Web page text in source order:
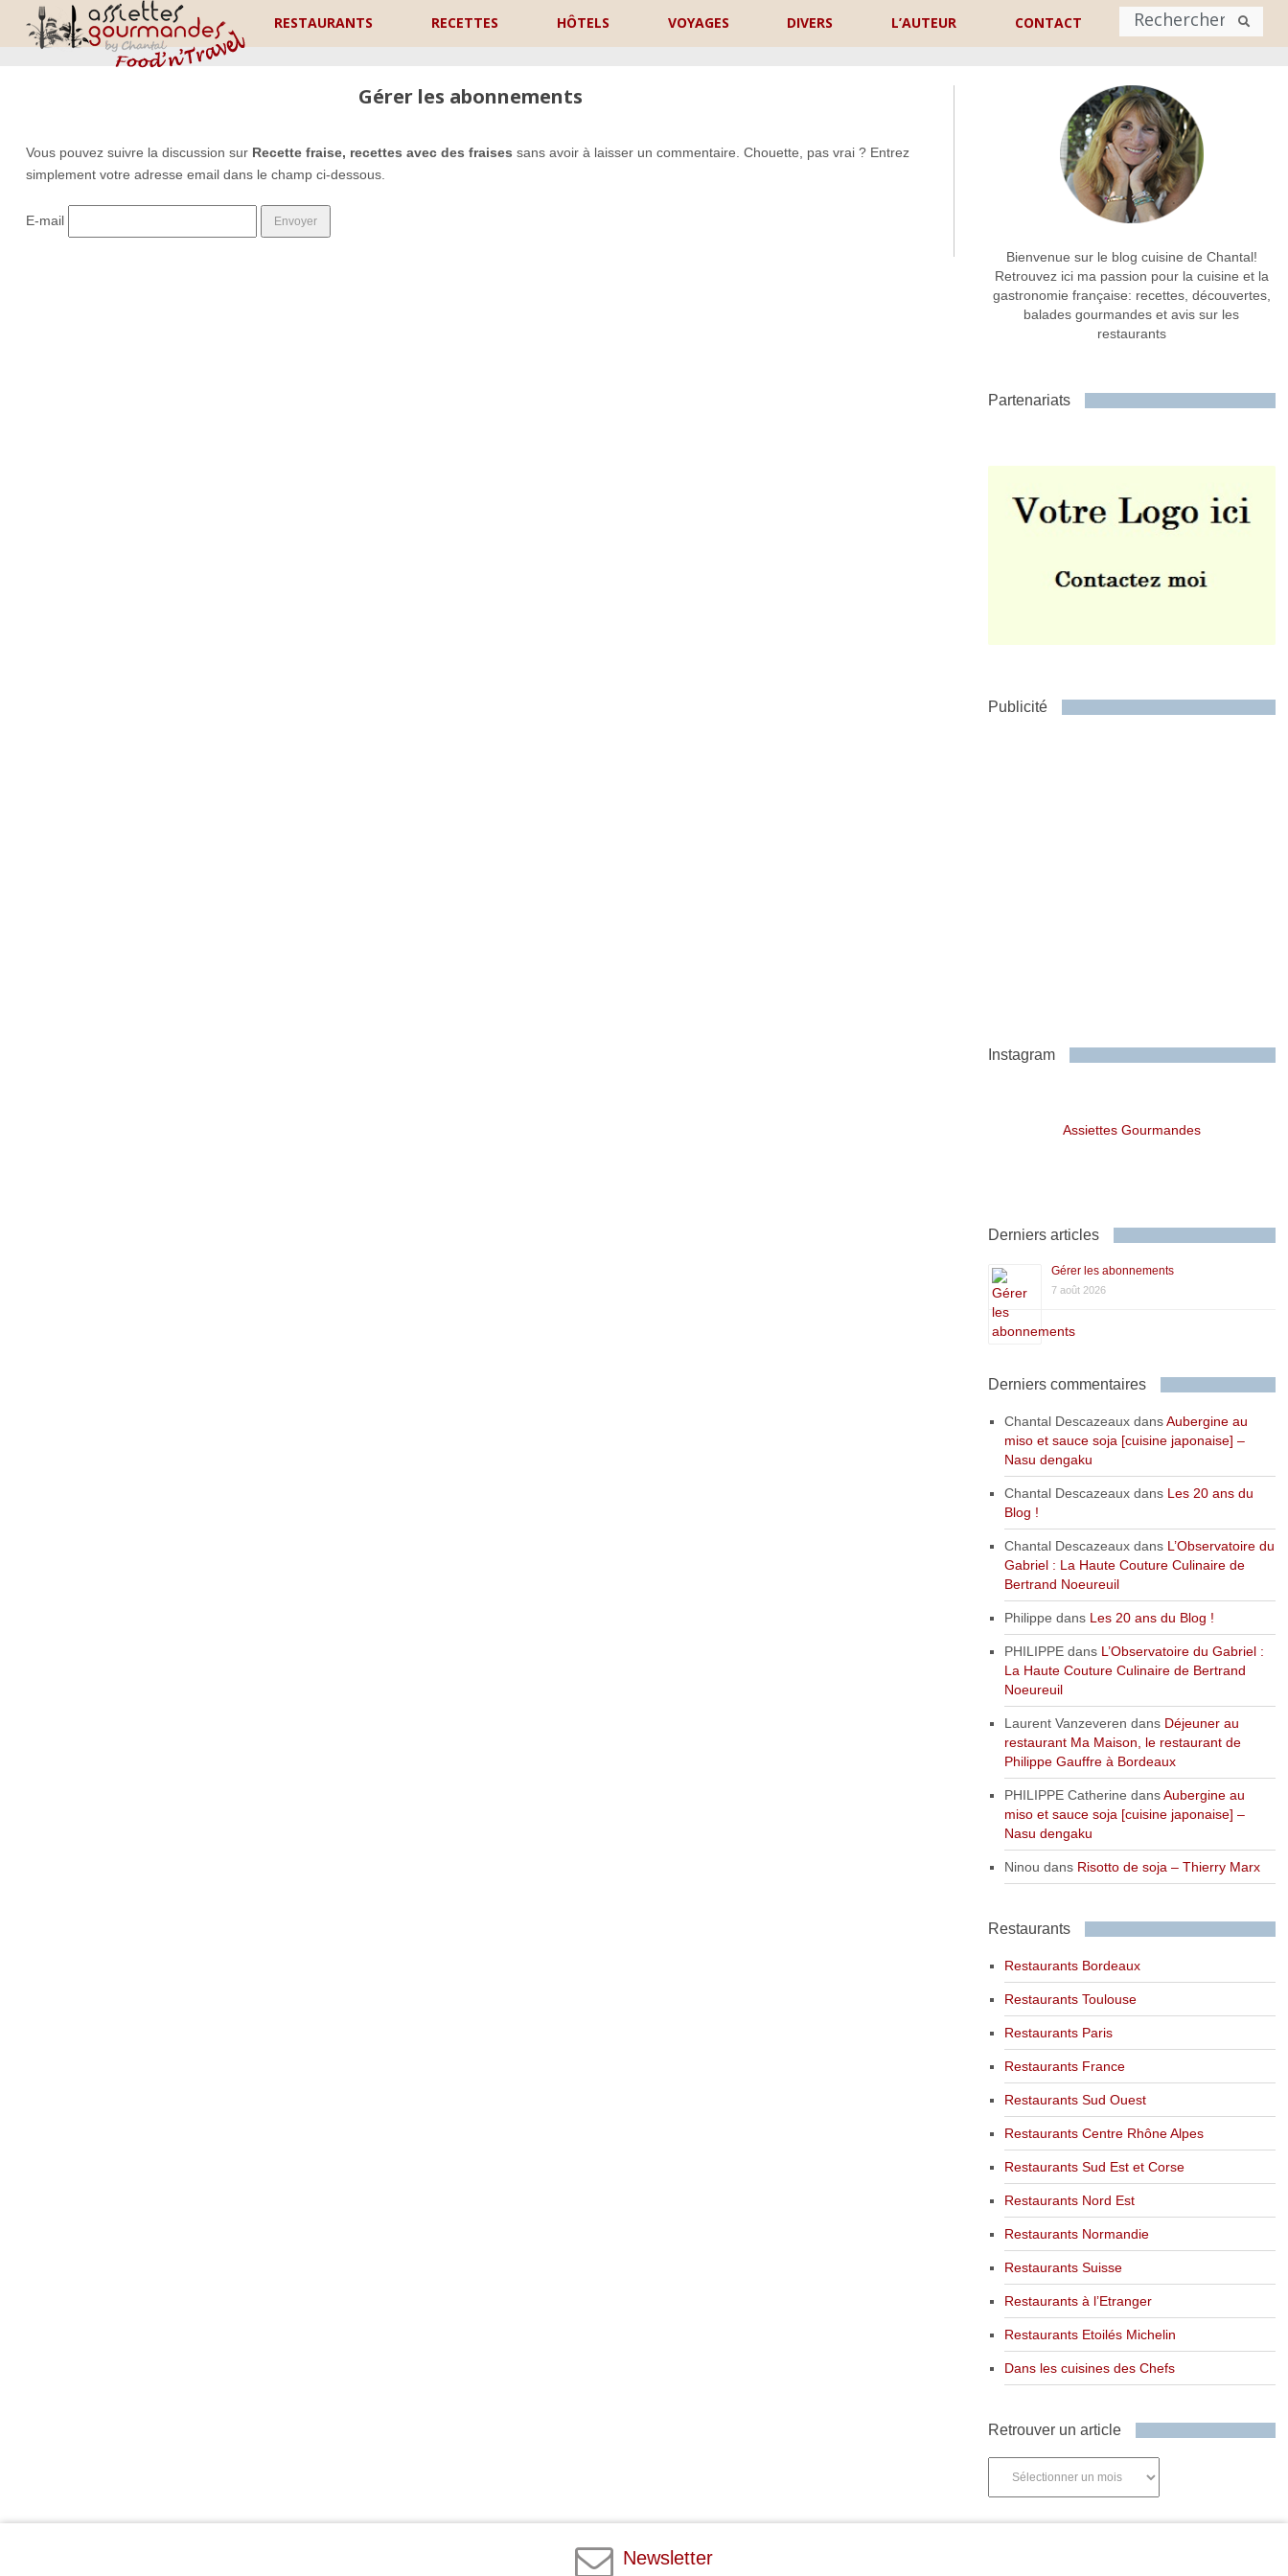
RESTAURANTS RECETTES HÔTELS VOYAGES DIVERS L’AUTEUR CONTACT
Nom
Commentaire ou message *
Gérer les abonnements
Vous pouvez suivre la discussion sur Recette fraise, recettes avec des fraises sans avoir à laisser un commentaire. Chouette, pas vrai ? Entrez
simplement votre adresse email dans le champ ci-dessous.
E-mail
Bienvenue sur le blog cuisine de Chantal!
Retrouvez ici ma passion pour la cuisine et la
gastronomie française: recettes, découvertes,
balades gourmandes et avis sur les
restaurants
Partenariats
Publicité
Instagram
Assiettes Gourmandes
Derniers articles
Gérer les abonnements
7 août 2026
Derniers commentaires
Chantal DescazeauxdansAubergine au
miso et sauce soja [cuisine japonaise] –
Nasu dengaku
Chantal Descazeauxdans Les 20 ans du
Blog !
Chantal Descazeauxdans L’Observatoire du
Gabriel : La Haute Couture Culinaire de
Bertrand Noeureuil
Philippe dans Les 20 ans du Blog !
PHILIPPEdans L’Observatoire du Gabriel :
La Haute Couture Culinaire de Bertrand
Noeureuil
Laurent Vanzeveren dans Déjeuner au
restaurant Ma Maison, le restaurant de
Philippe Gauffre à Bordeaux
PHILIPPE Catherine dansAubergine au
miso et sauce soja [cuisine japonaise] –
Nasu dengaku
Ninou dans Risotto de soja – Thierry Marx
Restaurants
Restaurants Bordeaux
Restaurants Toulouse
Restaurants Paris
Restaurants France
Restaurants Sud Ouest
Restaurants Centre Rhône Alpes
Restaurants Sud Est et Corse
Restaurants Nord Est
Restaurants Normandie
Restaurants Suisse
Restaurants à l’Etranger
Restaurants Etoilés Michelin
Dans les cuisines des Chefs
Retrouver un article
Newsletter